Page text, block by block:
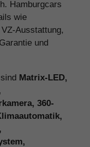
Hamburgcars
wie
Ausstattung,
und
Matrix-LED,
360-